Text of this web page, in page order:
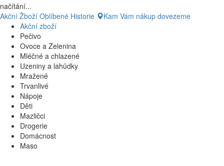
načítání...
Akční Žboží Oblíbené Historie
Kam Vám nákup dovezeme
Akční zboží
Pečivo
Ovoce a Zelenina
Mléčné a chlazené
Uzeniny a lahůdky
Mražené
Trvanlivé
Nápoje
Děti
Mazličci
Drogerie
Domácnost
Maso